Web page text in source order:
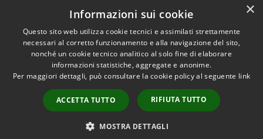
Accessibilità
Copyright © 2026 • Opendata
del Comune di Prignano sulla
Secchia • Powered by
Municipium•Accesso
×
Informazioni sui cookie
Questo sito web utilizza cookie tecnici e assimilati strettamente
necessari al corretto funzionamento e alla navigazione del sito,
nonché un cookie tecnico analitico al solo fine di elaborare
informazioni statistiche, aggregate e anonime.
Per maggiori dettagli, può consultare la cookie policy al seguente link
ACCETTA TUTTO RIFIUTA TUTTO
MOSTRA DETTAGLI